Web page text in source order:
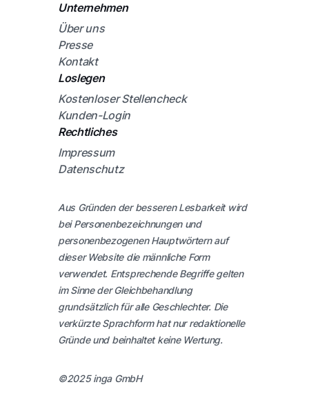
Unternehmen
Über uns
Presse
Kontakt
Loslegen
Kostenloser Stellencheck
Kunden-Login
Rechtliches
Impressum
Datenschutz
Aus Gründen der besseren Lesbarkeit wird
bei Personenbezeichnungen und
personenbezogenen Hauptwörtern auf
dieser Website die männliche Form
verwendet. Entsprechende Begriffe gelten
im Sinne der Gleichbehandlung
grundsätzlich für alle Geschlechter. Die
verkürzte Sprachform hat nur redaktionelle
Gründe und beinhaltet keine Wertung.
©2025 inga GmbH